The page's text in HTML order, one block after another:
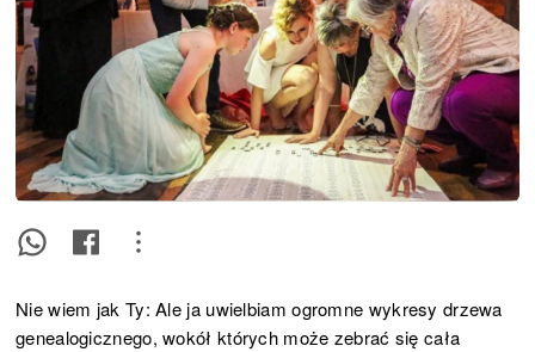
Nie wiem jak Ty: Ale ja uwielbiam ogromne wykresy drzewa
genealogicznego, wokół których może zebrać się cała